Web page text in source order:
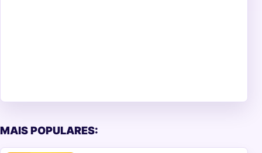
MAIS POPULARES: